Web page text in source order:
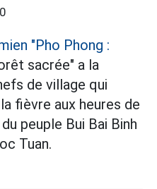
"Pho Phong :
sacrée" a la
de village qui
fièvre aux heures de
peuple Bui Bai Binh
Tuan.